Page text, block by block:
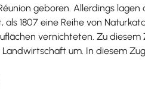
geboren. Allerdings
1807 eine Reihe von
vernichteten. Zu
um. In diesem